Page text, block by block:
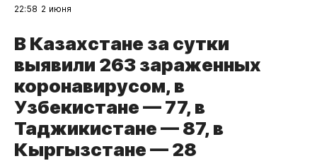
22:58 2 июня
В Казахстане за сутки
выявили 263 зараженных
коронавирусом, в
Узбекистане — 77, в
Таджикистане — 87, в
Кыргызстане — 28